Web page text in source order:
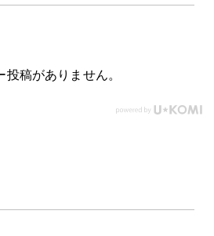
投稿がありません。